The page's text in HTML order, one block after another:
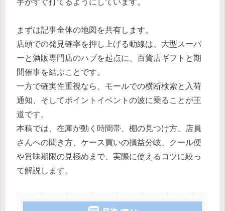
まずは記事全体の地図を共有します。
店頭での発見確率を押し上げる動線は、大型スーパ
ーと酒販専門店のハブを起点に、百貨店ギフトと期
間催事を結ぶことです。
一方で確実性重視なら、モールでの横断検索と入荷
通知、そしてポイントイベントの波に乗ることが王
道です。
本稿では、在庫が動く時間帯、棚の見つけ方、店員
さんへの聞き方、ケース買いの損益分岐、クール便
や賞味期限の見極めまで、実際に使えるコツに絞っ
て解説します。